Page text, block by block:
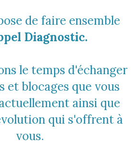
de faire ensemble
Diagnostic.
le temps d'échanger
et blocages que vous
ainsi que
qui s'offrent à
vous.